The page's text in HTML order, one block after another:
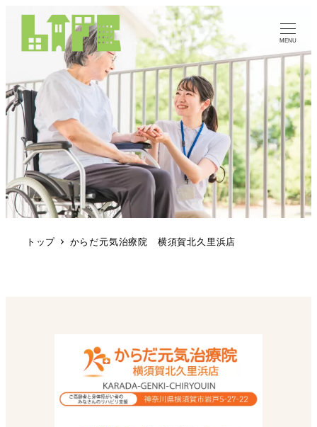
MENU
トップ からだ元気治療院 横須賀北久里浜店